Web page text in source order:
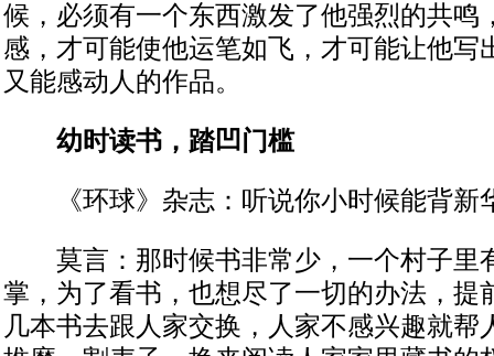
候，必须有一个东西激发了他强烈的共鸣
感，才可能使他运笔如飞，才可能让他写
又能感动人的作品。
幼时读书，踏凹门槛
《环球》杂志：听说你小时候能背新
莫言：那时候书非常少，一个村子里
掌，为了看书，也想尽了一切的办法，提
几本书去跟人家交换，人家不感兴趣就帮